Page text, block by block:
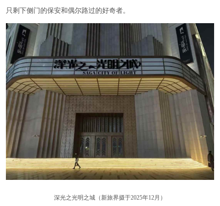
只剩下侧门的保安和偶尔路过的好奇者。
深光之光明之城（新旅界摄于2025年12月）